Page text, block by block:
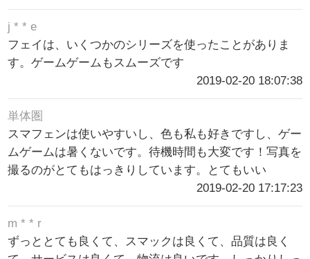
j * * e
フェイは、いくつかのシリーズを使ったことがありま
す。ゲームゲームもスムーズです
2019-02-20 18:07:38
単体圏
スマフェンは使いやすいし、色も私も好きですし、ゲー
ムゲームは暑くないです。待機時間も大変です！写真を
撮るのがとてもはっきりしています。とてもいい
2019-02-20 17:17:23
m * * r
ずっととても良くて、スマックは良くて、品質は良く